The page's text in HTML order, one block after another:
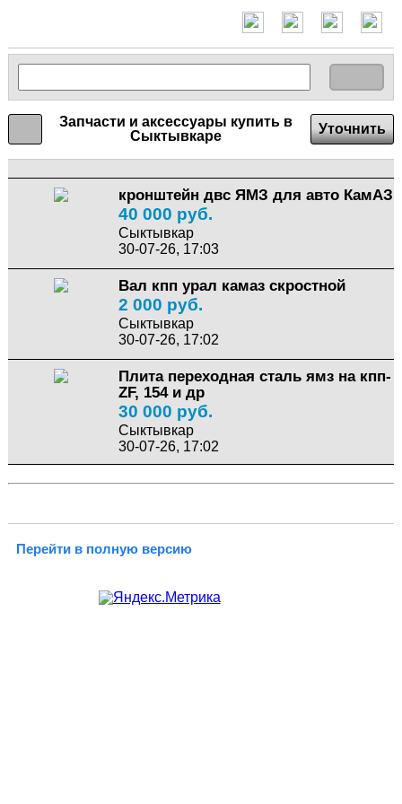
Запчасти и аксессуары купить в
Сыктывкаре
Уточнить
кронштейн двс ЯМЗ для авто КамАЗ
40 000 руб.
Сыктывкар
30-07-26, 17:03
Вал кпп урал камаз скростной
2 000 руб.
Сыктывкар
30-07-26, 17:02
Плита переходная сталь ямз на кпп-
ZF, 154 и др
30 000 руб.
Сыктывкар
30-07-26, 17:02
Перейти в полную версию